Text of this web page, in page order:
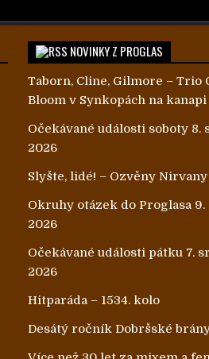
NOVINKY Z PROGLAS
Taborn, Cline, Gilmore – Trio
Bloom v Synkopách na kanapi
Očekávané události soboty 8.
2026
Slyšte, lidé! – Ozvěny Nirvany
Okruhy otázek do Proglasa 9.
2026
Očekávané události pátku 7.
2026
Hitparáda – 1534. kolo
Desátý ročník Dobršské